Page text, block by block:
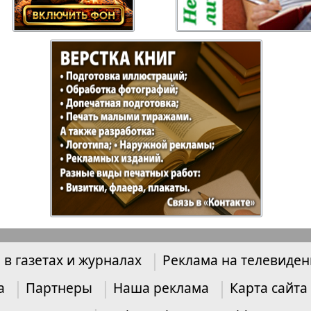
Отдыхай-Купи-
продай
Пражский
телеграф
экспресс
Районка-Nord-Ost-
Bremen
Рейнская газета
Русская Мысль
Русская
газетах и журналах Реклама на
Партнеры Наша реклама Карта сайта